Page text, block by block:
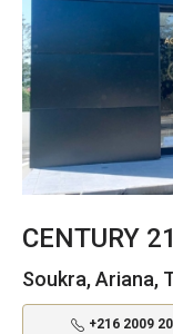
CENTURY
Soukra, Ariana,
+216 2009